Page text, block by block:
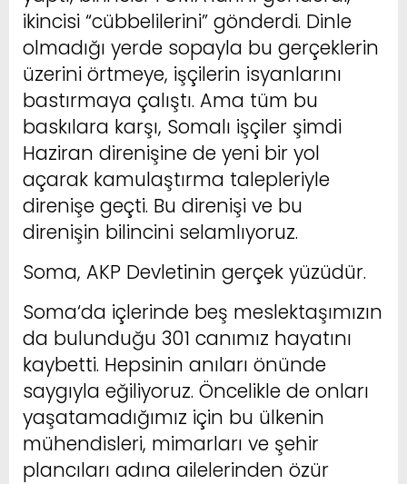
ikincisi “cübbelilerini” gönderdi. Dinle
olmadığı yerde sopayla bu gerçeklerin
üzerini örtmeye, işçilerin isyanlarını
bastırmaya çalıştı. Ama tüm bu
baskılara karşı, Somalı işçiler şimdi
Haziran direnişine de yeni bir yol
açarak kamulaştırma talepleriyle
direnişe geçti. Bu direnişi ve bu
direnişin bilincini selamlıyoruz.
Soma, AKP Devletinin gerçek yüzüdür.
Soma‘da içlerinde beş meslektaşımızın
da bulunduğu 301 canımız hayatını
kaybetti. Hepsinin anıları önünde
saygıyla eğiliyoruz. Öncelikle de onları
yaşatamadığımız için bu ülkenin
mühendisleri, mimarları ve şehir
plancıları adına ailelerinden özür